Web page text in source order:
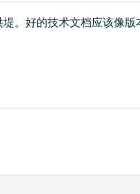
。好的技术文档应该像